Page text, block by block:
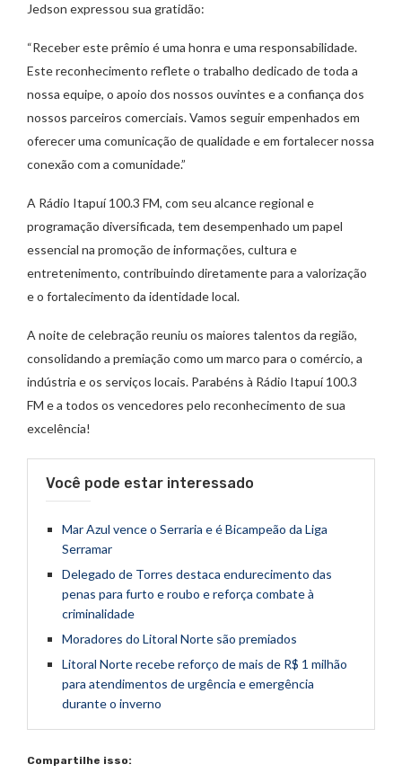
Jedson expressou sua gratidão:
“Receber este prêmio é uma honra e uma responsabilidade.
Este reconhecimento reflete o trabalho dedicado de toda a
nossa equipe, o apoio dos nossos ouvintes e a confiança dos
nossos parceiros comerciais. Vamos seguir empenhados em
oferecer uma comunicação de qualidade e em fortalecer nossa
conexão com a comunidade.”
A Rádio Itapuí 100.3 FM, com seu alcance regional e
programação diversificada, tem desempenhado um papel
essencial na promoção de informações, cultura e
entretenimento, contribuindo diretamente para a valorização
e o fortalecimento da identidade local.
A noite de celebração reuniu os maiores talentos da região,
consolidando a premiação como um marco para o comércio, a
indústria e os serviços locais. Parabéns à Rádio Itapuí 100.3
FM e a todos os vencedores pelo reconhecimento de sua
excelência!
Você pode estar interessado
Mar Azul vence o Serraria e é Bicampeão da Liga
Serramar
Delegado de Torres destaca endurecimento das
penas para furto e roubo e reforça combate à
criminalidade
Moradores do Litoral Norte são premiados
Litoral Norte recebe reforço de mais de R$ 1 milhão
para atendimentos de urgência e emergência
durante o inverno
Compartilhe isso: